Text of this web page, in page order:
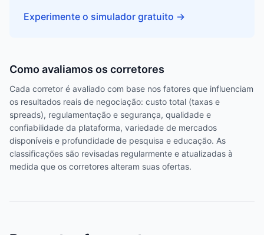
Experimente o simulador gratuito →
Como avaliamos os corretores
Cada corretor é avaliado com base nos fatores que influenciam
os resultados reais de negociação: custo total (taxas e
spreads), regulamentação e segurança, qualidade e
confiabilidade da plataforma, variedade de mercados
disponíveis e profundidade de pesquisa e educação. As
classificações são revisadas regularmente e atualizadas à
medida que os corretores alteram suas ofertas.